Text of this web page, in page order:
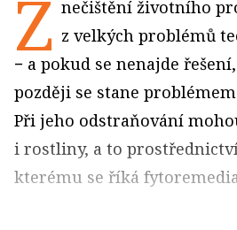
Z nečištění životního
z velkých problémů
− a pokud se nenajde
později se stane
Při jeho odstraňování
i rostliny, a to
kterému se říká